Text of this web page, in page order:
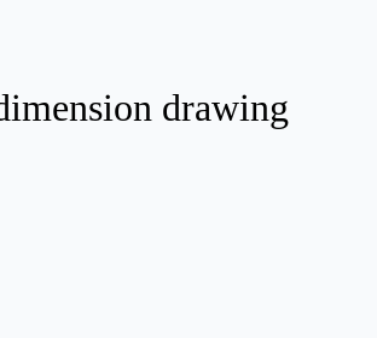
drawing